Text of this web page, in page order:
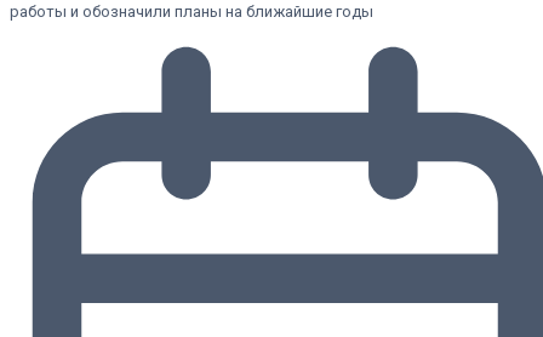
работы и обозначили планы на ближайшие годы